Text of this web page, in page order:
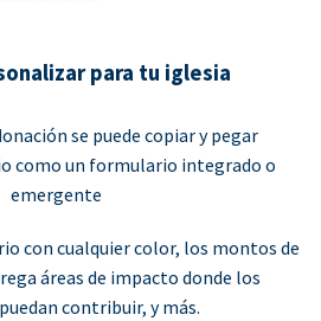
para tu iglesia
se puede copiar y pegar
como un formulario integrado o
emergente
con cualquier color, los montos de
áreas de impacto donde los
contribuir, y más.